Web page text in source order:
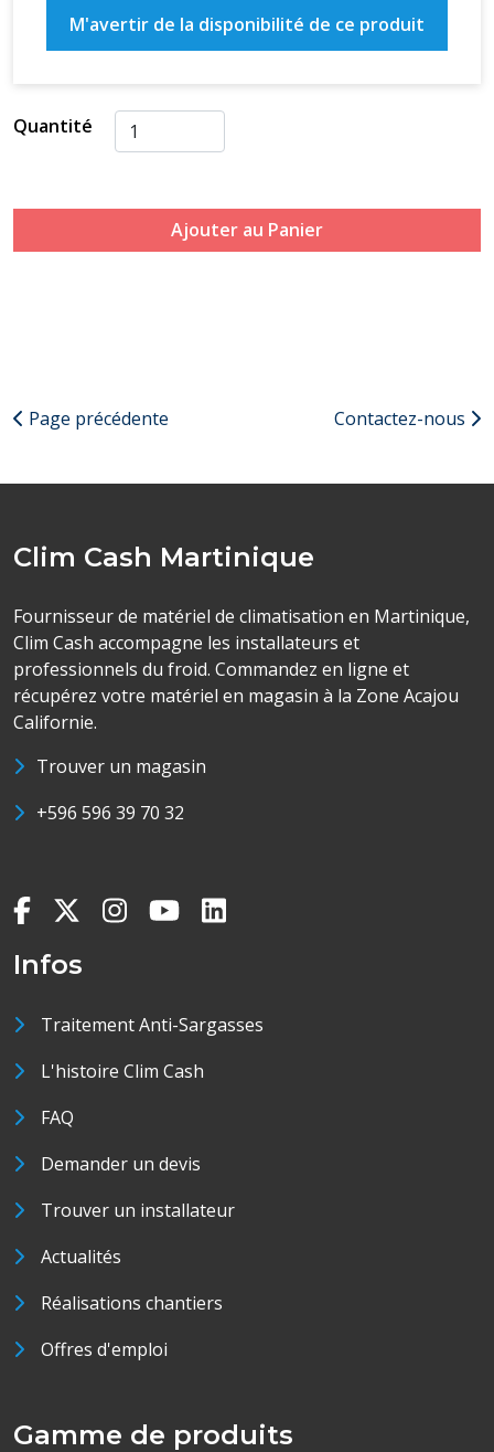
M'avertir de la disponibilité de ce produit
Quantité
Ajouter au Panier
Page précédente Contactez-nous
Clim Cash Martinique
Fournisseur de matériel de climatisation en Martinique,
Clim Cash accompagne les installateurs et
professionnels du froid. Commandez en ligne et
récupérez votre matériel en magasin à la Zone Acajou
Californie.
Trouver un magasin
+596 596 39 70 32
Infos
Traitement Anti-Sargasses
L'histoire Clim Cash
FAQ
Demander un devis
Trouver un installateur
Actualités
Réalisations chantiers
Offres d'emploi
Gamme de produits